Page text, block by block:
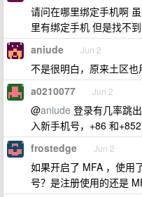
请问在哪里绑定手机啊
里有绑定手机 但是找不到
aniude Jun 2
不是很明白，原来土区
a0210077 Jun 2
@aniude 登录有几率跳
入新手机号，+86 和
frostedge Jun 2
如果开启了 MFA ，使用
号？是注册使用的还是